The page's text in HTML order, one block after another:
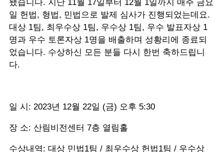
됐습니다. 지난 11월 17일부터 12월 1일까지 매주 금요
일 헌법, 형법, 민법으로 발제 심사가 진행되었는데요.
대상 1팀, 최우수상 1팀, 우수상 1팀, 우수 발표자상 1
명과 우수 토론자상 1명을 배출하며 성황리에 종료되
었습니다. 수상하신 모든 분들 다시 한번 축하드립니
다.
일 시: 2023년 12월 22일 (금) 오후 5:30
장 소: 산림비전센터 7층 열림홀
수상내역: 대상 민법1팀 / 최우수상 헌법1팀 / 우수상